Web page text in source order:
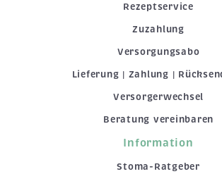
Rezeptservice
Zuzahlung
Versorgungsabo
Lieferung | Zahlung |
Versorgerwechsel
Beratung vereinbaren
Information
Stoma-Ratgeber